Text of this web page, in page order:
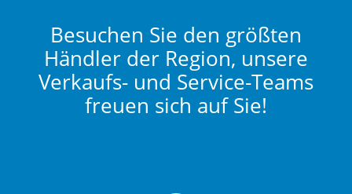
Besuchen Sie den größten
Händler der Region, unsere
Verkaufs- und Service-Teams
freuen sich auf Sie!